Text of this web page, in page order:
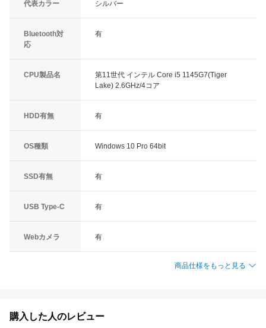
代表カラー シルバー
Bluetooth対
応
有
CPU製品名
第11世代 インテル Core i5 1145G7(Tiger
Lake) 2.6GHz/4コア
HDD有無 有
OS種類 Windows 10 Pro 64bit
SSD有無 有
USB Type-C 有
Webカメラ 有
商品仕様をもっと見る
購入した人のレビュー